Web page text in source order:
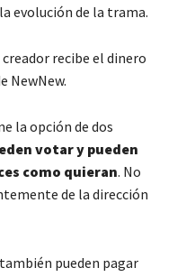
evolución de la trama.
recibe el dinero
NewNew.
la opción de dos
votar y pueden
como quieran. No
de la dirección
pueden pagar